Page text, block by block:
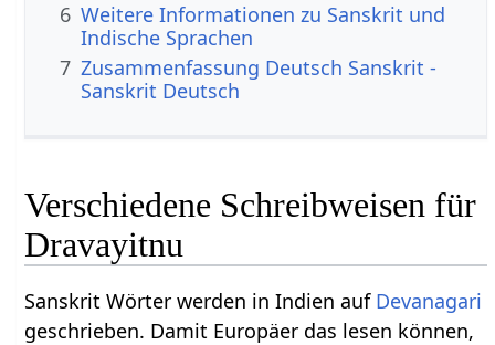
6 Weitere Informationen zu Sanskrit und
Indische Sprachen
7 Zusammenfassung Deutsch Sanskrit -
Sanskrit Deutsch
Verschiedene Schreibweisen für
Dravayitnu
Sanskrit Wörter werden in Indien auf Devanagari
geschrieben. Damit Europäer das lesen können,